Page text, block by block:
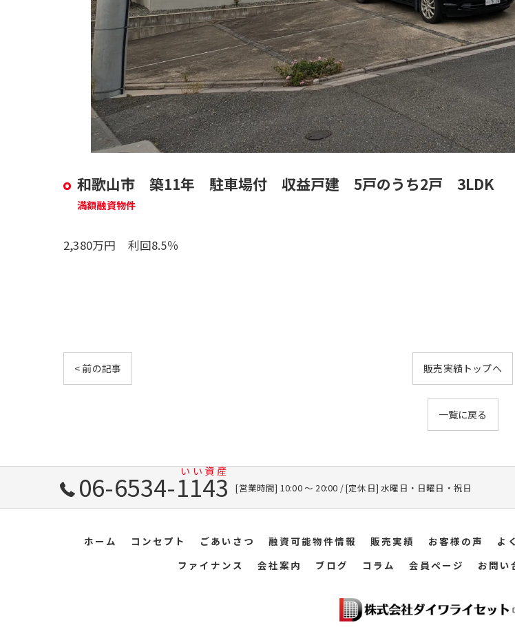
和歌山市 築11年 駐車場付 収益戸建 5戸のうち2戸 3LDK
満額融資物件
2,380万円 利回8.5％
< 前の記事 販売実績トップへ
一覧に戻る
06-6534-1143 [営業時間] 10:00 〜 20:00 / [定休日] 水曜日・日曜日・祝日
ホーム コンセプト ごあいさつ 融資可能物件情報 販売実績 お客様の声 よ
ファイナンス
会社案内 ブログ コラム 会員ページ お問い